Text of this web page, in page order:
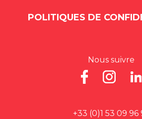
POLITIQUES DE
Nous suivre
+33 (0)1 53 09 96